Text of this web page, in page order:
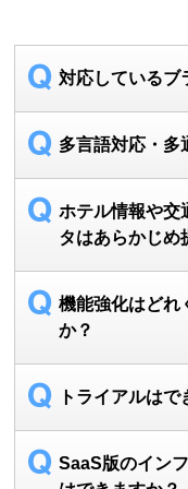
対応しているブ
多言語対応・多
ホテル情報や交
タはあらかじめ
機能強化はどれ
か？
トライアルはで
SaaS版のイン